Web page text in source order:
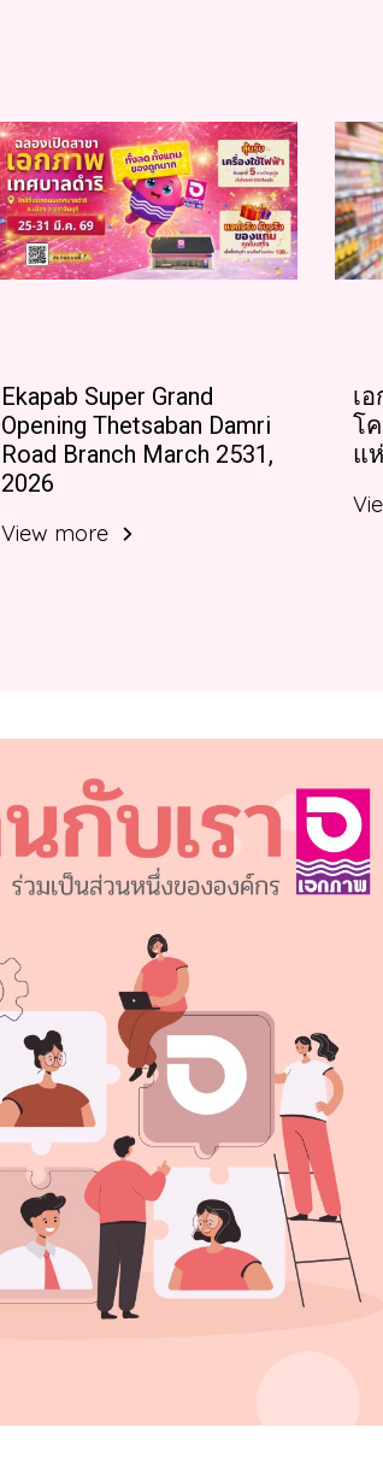
Ekapab Super Grand
Opening Thetsaban Damri
Road Branch March 2531,
2026
View more
เ
โ
แ